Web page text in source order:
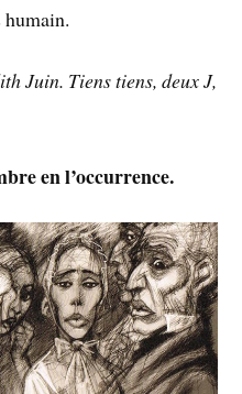
humain.
Juin. Tiens tiens, deux J,
en l’occurrence.